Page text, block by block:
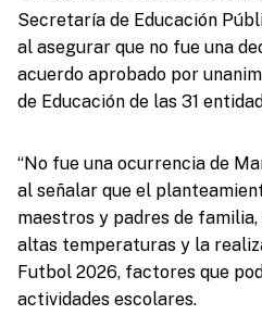
Secretaría de Educación
al asegurar que no fue una
acuerdo aprobado por
de Educación de las 31
“No fue una ocurrencia de
al señalar que el
maestros y padres de
altas temperaturas y la
Futbol 2026, factores que
actividades escolares.